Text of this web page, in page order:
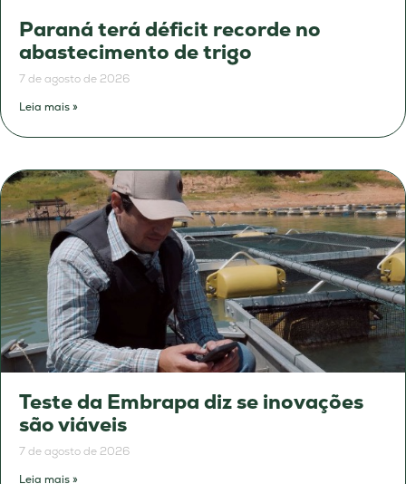
Paraná terá déficit recorde no
abastecimento de trigo
7 de agosto de 2026
Leia mais »
Teste da Embrapa diz se inovações
são viáveis
7 de agosto de 2026
Leia mais »